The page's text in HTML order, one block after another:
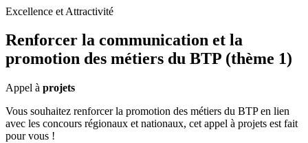
Excellence et Attractivité
Renforcer la communication et la
promotion des métiers du BTP (thème 1)
Appel à projets
Vous souhaitez renforcer la promotion des métiers du BTP en lien
avec les concours régionaux et nationaux, cet appel à projets est fait
pour vous !